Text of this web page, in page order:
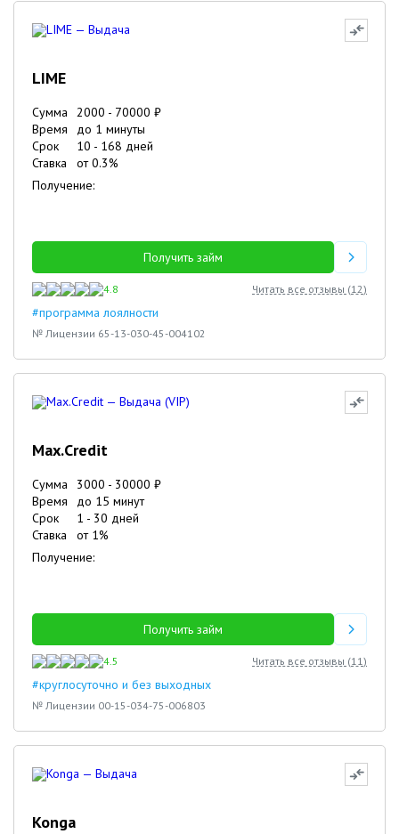
LIME
Сумма 2000 - 70000 ₽
Время
до 1 минуты
Срок
10 - 168 дней
Ставка
от0.3%
Получение:
Получить займ
4.8 Читать все отзывы (12)
#программа лоялности
№ Лицензии 65-13-030-45-004102
Max.Credit
Сумма 3000 - 30000 ₽
Время
до 15 минут
Срок
1 - 30 дней
Ставка
от 1%
Получение:
Получить займ
4.5 Читать все отзывы (11)
#круглосуточно и без выходных
№ Лицензии 00-15-034-75-006803
Konga